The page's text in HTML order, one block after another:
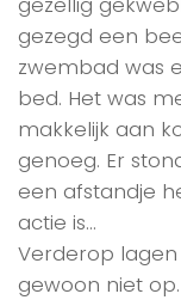
gezegd een
zwembad was
bed. Het was
makkelijk aan
genoeg. Er
een afstandje
actie is…
Verderop
gewoon niet op.